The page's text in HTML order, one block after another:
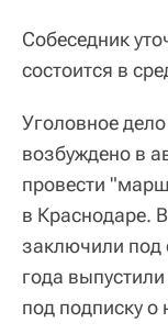
Собеседник
состоится в
Уголовное
возбуждено в
провести
в Краснодаре.
заключили под
года
под подписку о